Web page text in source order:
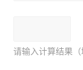
请输入计算结果